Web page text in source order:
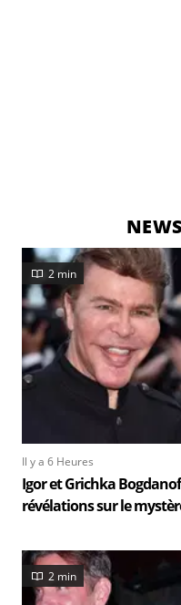
2 min
Il y a 6 Heures
Igor et Grichka
révélations sur le
2 min